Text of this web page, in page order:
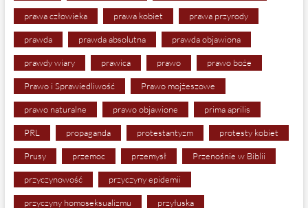
prawa człowieka prawa kobiet prawa przyrody
prawda prawda absolutna prawda objawiona
prawdy wiary prawica prawo prawo boże
Prawo i Sprawiedliwość Prawo mojżeszowe
prawo naturalne prawo objawione prima aprilis
PRL propaganda protestantyzm protesty kobiet
Prusy przemoc przemysł Przenośnie w Biblii
przyczynowość przyczyny epidemii
przyczyny homoseksualizmu przyłuska